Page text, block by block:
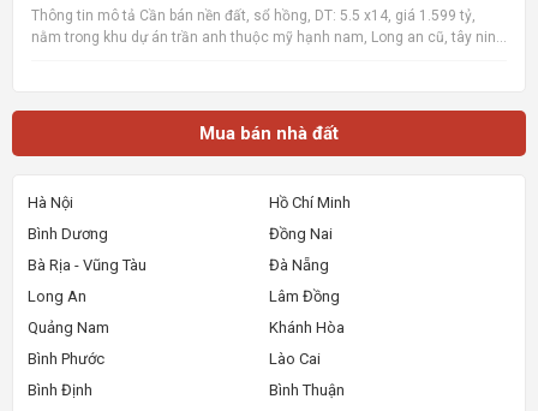
trọn vẹn nhữn
Thông tin mô tả Cần bán nền đất, sổ hồng, DT: 5.5 x14, giá 1.599 tỷ,
nằm trong khu dự án trần anh thuộc mỹ hạnh nam, Long an cũ, tây ninh
Mua bán nhà đất
Hà Nội
Hồ Chí Minh
Bình Dương
Đồng Nai
Bà Rịa - Vũng Tàu
Đà Nẵng
Long An
Lâm Đồng
Quảng Nam
Khánh Hòa
Bình Phước
Lào Cai
Bình Định
Bình Thuận